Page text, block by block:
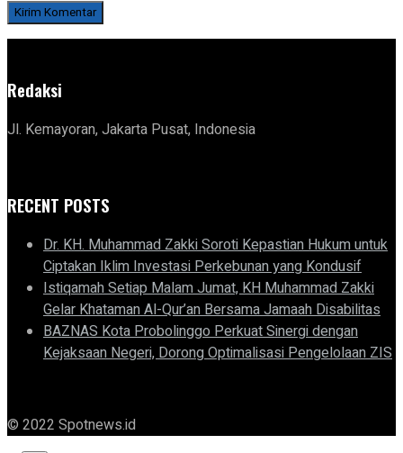
Redaksi
Jl. Kemayoran, Jakarta Pusat, Indonesia
RECENT POSTS
Dr. KH. Muhammad Zakki Soroti Kepastian Hukum untuk
Ciptakan Iklim Investasi Perkebunan yang Kondusif
Istiqamah Setiap Malam Jumat, KH Muhammad Zakki
Gelar Khataman Al-Qur’an Bersama Jamaah Disabilitas
BAZNAS Kota Probolinggo Perkuat Sinergi dengan
Kejaksaan Negeri, Dorong Optimalisasi Pengelolaan ZIS
© 2022 Spotnews.id